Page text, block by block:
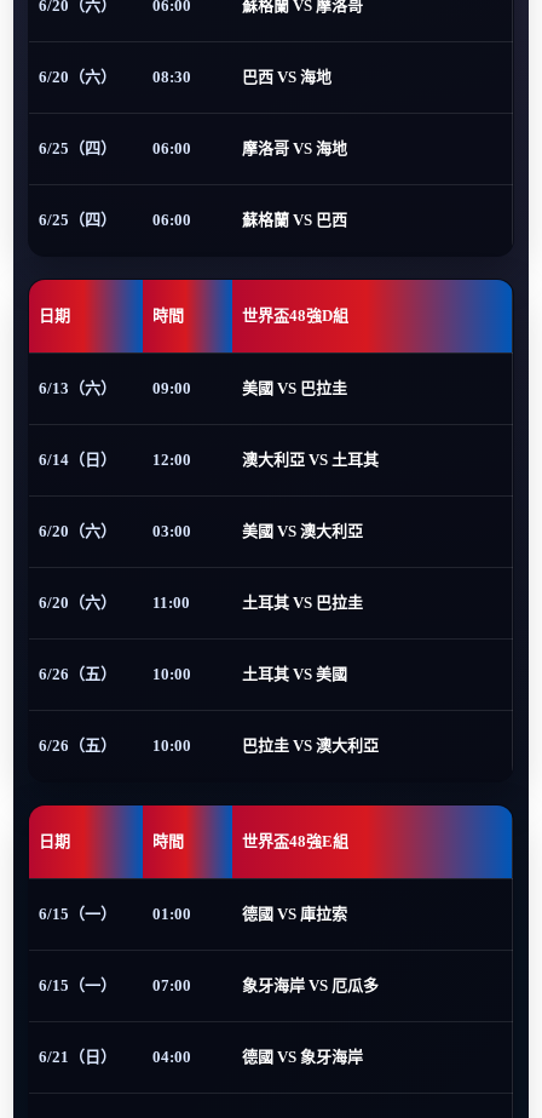
6/20（六） 06:00 蘇格蘭 VS 摩洛哥
6/20（六） 08:30 巴西 VS 海地
6/25（四） 06:00 摩洛哥 VS 海地
6/25（四） 06:00 蘇格蘭 VS 巴西
日期 時間 世界盃48強D組
6/13（六） 09:00 美國 VS 巴拉圭
6/14（日） 12:00 澳大利亞 VS 土耳其
6/20（六） 03:00 美國 VS 澳大利亞
6/20（六） 11:00 土耳其 VS 巴拉圭
6/26（五） 10:00 土耳其 VS 美國
6/26（五） 10:00 巴拉圭 VS 澳大利亞
日期 時間 世界盃48強E組
6/15（一） 01:00 德國 VS 庫拉索
6/15（一） 07:00 象牙海岸 VS 厄瓜多
6/21（日） 04:00 德國 VS 象牙海岸